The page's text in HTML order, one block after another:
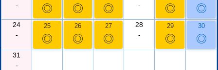
-
◎ ◎ ◎
-
◎ ◎
24
-
25
◎
26
◎
27
◎
28
-
29
◎
30
◎
31
-